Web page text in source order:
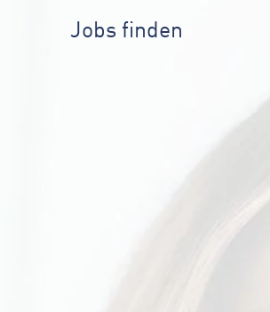
Jobs finden